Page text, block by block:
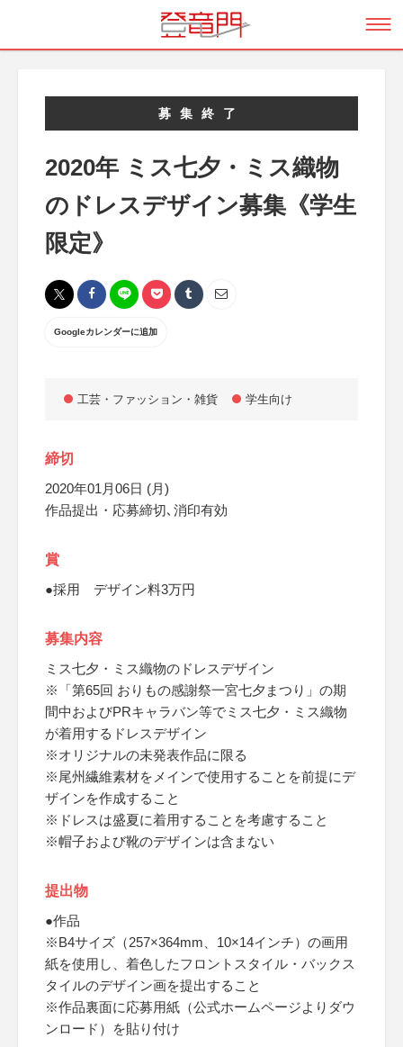
募集終了
2020年 ミス七夕・ミス織物
のドレスデザイン募集《学生
限定》
Googleカレンダーに追加
工芸・ファッション・雑貨 学生向け
締切
2020年01月06日 (月)
作品提出・応募締切､消印有効
賞
●採用 デザイン料3万円
募集内容
ミス七夕・ミス織物のドレスデザイン
※「第65回 おりもの感謝祭一宮七夕まつり」の期
間中およびPRキャラバン等でミス七夕・ミス織物
が着用するドレスデザイン
※オリジナルの未発表作品に限る
※尾州繊維素材をメインで使用することを前提にデ
ザインを作成すること
※ドレスは盛夏に着用することを考慮すること
※帽子および靴のデザインは含まない
提出物
●作品
※B4サイズ（257×364mm、10×14インチ）の画用
紙を使用し、着色したフロントスタイル・バックス
タイルのデザイン画を提出すること
※作品裏面に応募用紙（公式ホームページよりダウ
ンロード）を貼り付け